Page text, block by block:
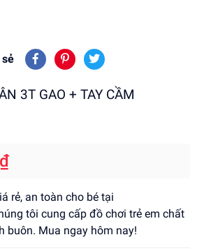
3T GAO + TAY CẦM
rẻ, an toàn cho bé tại
tôi cung cấp đồ chơi trẻ em chất
buôn. Mua ngay hôm nay!